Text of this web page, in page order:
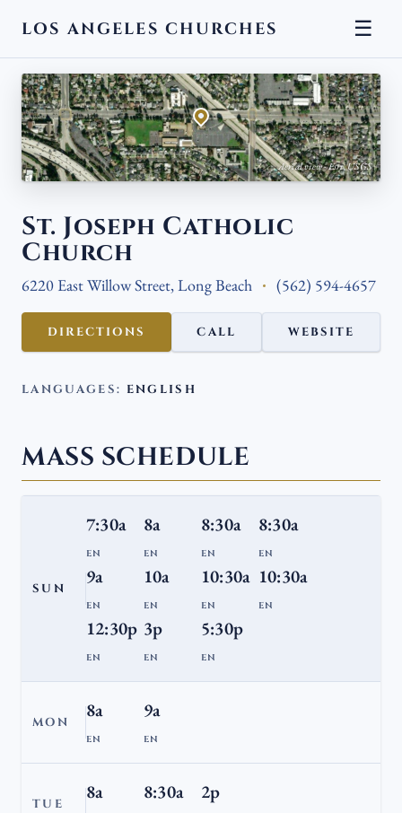
LOS ANGELES CHURCHES ☰
Aerial view · Esri, USGS
St. Joseph Catholic
Church
6220 East Willow Street, Long Beach (562) 594-4657
DIRECTIONS CALL WEBSITE
LANGUAGES: ENGLISH
MASS SCHEDULE
SUN
7:30a
EN
8a
EN
8:30a
EN
8:30a
EN
9a
EN
10a
EN
10:30a
EN
10:30a
EN
12:30p
EN
3p
EN
5:30p
EN
MON
8a
EN
9a
EN
TUE
8a 8:30a 2p